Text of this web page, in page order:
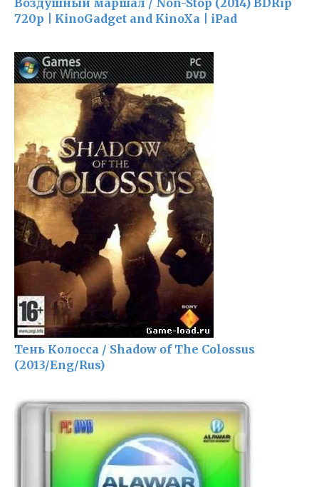
Воздушный маршал / Non-Stop (2014) BDRip
720p | KinoGadget and KinoXa | iPad
Тень Колосса / Shadow of The Colossus
(2013/Eng/Rus)